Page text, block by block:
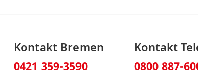
Kontakt Bremen
0421 359-3590
Kontakt
0800 887-